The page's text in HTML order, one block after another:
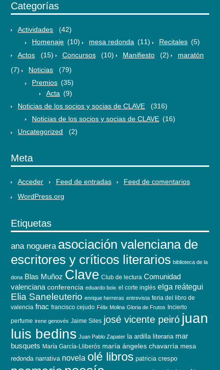
Categorías
Actividades
(42)
Homenaje (10) mesa redonda (11) Recitales (5)
Actos
(15) Concursos (10) Manifiesto (2)
maratón
(7)
Noticias
(79)
Premios (35)
Acta (9)
Noticias de los socios y socias de CLAVE
(316)
Noticias de los socios y socias de CLAVE (16)
Uncategorized
(2)
Meta
Acceder Feed de entradas
Feed de comentarios
WordPress.org
Etiquetas
ana noguera asociación valenciana de
escritores y críticos literarios biblioteca de la
dona Blas Muñoz Clave Club de lectura Comunidad
valenciana conferencia eduardo boix el corte inglés elga reátegui
Elia Saneleuterio enrique herreras entrevista feria del libro de
valencia fnac francisco cejudo Félix Molina Gloria de Frutos
Incierto
perfume irene genovés Jaime Siles josé vicente peiró juan
luis bedins Juan Pablo Zapater la ardilla literaria mar
busquets María García-Lliberós maría ángeles chavarría mesa
redonda narrativa novela olé libros patricia crespo